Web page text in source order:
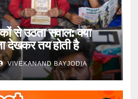
से उठता सवाल: क्या
देखकर तय होती है
VIVEKANAND BAYJODIA